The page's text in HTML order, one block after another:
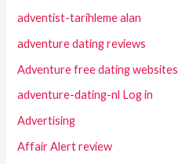
adventist-tarihleme alan
adventure dating reviews
Adventure free dating websites
adventure-dating-nl Log in
Advertising
Affair Alert review